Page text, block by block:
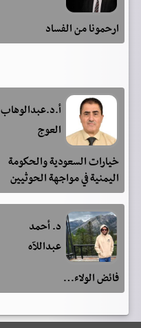
ارحمونا من الفساد
أ.د.عبدالوهاب
العوج
خيارات السعودية والحكومة
اليمنية في مواجهة الحوثيين
د. أحمد
عبداللآه
فائض الولاء…